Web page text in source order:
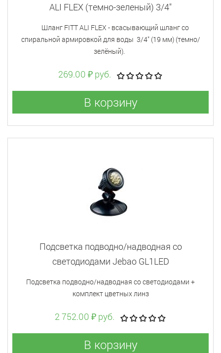
ALI FLEX (темно-зеленый) 3/4"
Шланг FITT ALI FLEX - всасывающий шланг со
спиральной армировкой для воды 3/4" (19 мм) (темно/
зелёный).
269.00 ₽ руб.
В корзину
Подсветка подводно/надводная со
светодиодами Jebao GL1LED
Подсветка подводно/надводная со светодиодами +
комплект цветных линз
2 752.00 ₽ руб.
В корзину